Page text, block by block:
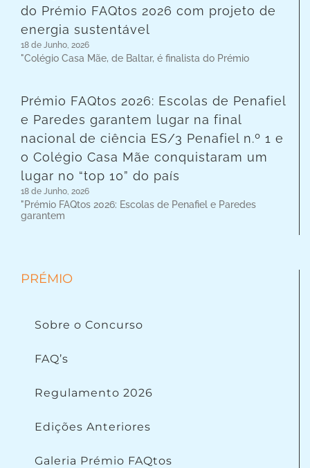
do Prémio FAQtos 2026 com projeto de
energia sustentável
18 de Junho, 2026
"Colégio Casa Mãe, de Baltar, é finalista do Prémio
Prémio FAQtos 2026: Escolas de Penafiel
e Paredes garantem lugar na final
nacional de ciência ES/3 Penafiel n.º 1 e
o Colégio Casa Mãe conquistaram um
lugar no “top 10” do país
18 de Junho, 2026
"Prémio FAQtos 2026: Escolas de Penafiel e Paredes
garantem
PRÉMIO
Sobre o Concurso
FAQ’s
Regulamento 2026
Edições Anteriores
Galeria Prémio FAQtos